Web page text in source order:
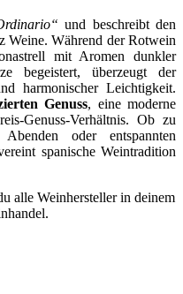
und beschreibt den
Weine. Während der Rotwein
mit Aromen dunkler
begeistert, überzeugt der
harmonischer Leichtigkeit.
Genuss, eine moderne
Genuss-Verhältnis. Ob zu
oder entspannten
spanische Weintradition
alle Weinhersteller in deinem